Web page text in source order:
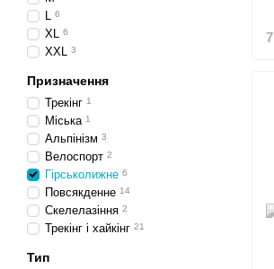
L 6
XL 6
XXL 3
Призначення
Трекінг 1
Міська 1
Альпінізм 3
Велоспорт 2
Гірськолижне 6
Повсякденне 14
Скелелазіння 2
Трекінг і хайкінг 21
Тип